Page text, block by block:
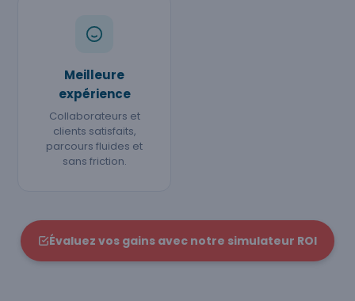
Meilleure
expérience
Collaborateurs et
clients satisfaits,
parcours fluides et
sans friction.
Évaluez vos gains avec notre simulateur ROI